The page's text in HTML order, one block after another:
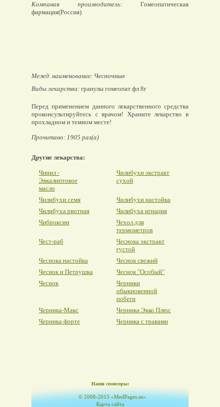
Компания производитель: Гомеопатическая
фармация(Россия)
Межд. наименование: Чесночные
Виды лекарства: гранулы гомеопат фл 8г
Перед применением данного лекарственного средства
проконсультируйтесь с врачом! Храните лекарство в
прохладном и темном месте!
Прочитано: 1905 раз(а)
Другие лекарства:
Чинил -
Эвкалиптовое
масло
Чилибухи экстракт
сухой
Чилибухи семя
Чилибухи настойка
Чилибуха рвотная
Чилибуха игнация
Чиброксин
Чехол для
термометров
Чест-раб
Чеснока экстракт
густой
Чеснока настойка
Чеснок свежий
Чеснок и Петрушка
Чеснок "Особый"
Чеснок
Черники
обыкновенной
побеги
Черника-Макс
Черника Экко Плюс
Черника форте
Черника с травами
Наши спонсоры:
© 2008-2015 «MedPages.su»
Карта сайта